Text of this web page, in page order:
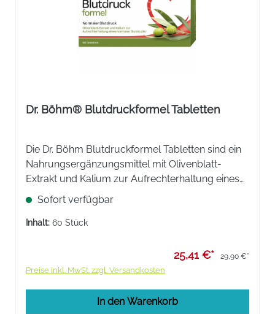
Dr. Böhm® Blutdruckformel Tabletten
Die Dr. Böhm Blutdruckformel Tabletten sind ein
Nahrungsergänzungsmittel mit Olivenblatt-
Extrakt und Kalium zur Aufrechterhaltung eines
normalen Blutdrucks. Pflanzliche Unterstützung
für den Blutdruck.
Sofort verfügbar
Inhalt: 60 Stück
25,41 €* 29,90 €*
Preise inkl. MwSt. zzgl. Versandkosten
In den Warenkorb